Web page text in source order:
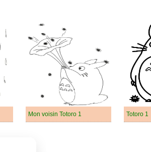
Mon voisin Totoro 1 Totoro 1